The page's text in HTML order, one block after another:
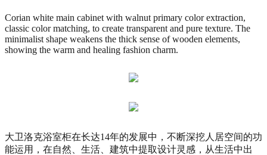
Corian white main cabinet with walnut primary color extraction,
classic color matching, to create transparent and pure texture. The
minimalist shape weakens the thick sense of wooden elements,
showing the warm and healing fashion charm.
大卫洛克浴室柜在长达14年的发展中，不断深挖人居空间的功
能运用，在自然、生活、建筑中提取设计灵感，从生活中出